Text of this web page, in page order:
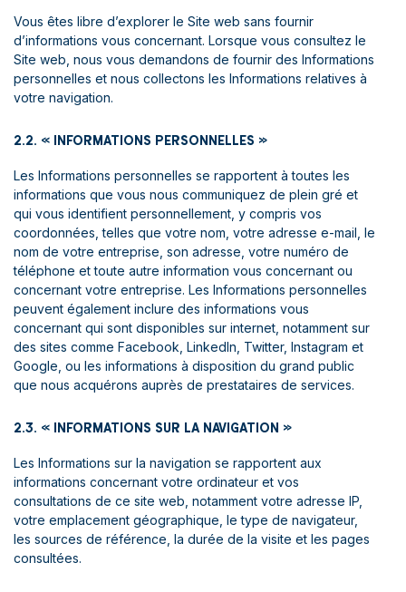
Vous êtes libre d’explorer le Site web sans fournir
d’informations vous concernant. Lorsque vous consultez le
Site web, nous vous demandons de fournir des Informations
personnelles et nous collectons les Informations relatives à
votre navigation.
2.2. « INFORMATIONS PERSONNELLES »
Les Informations personnelles se rapportent à toutes les
informations que vous nous communiquez de plein gré et
qui vous identifient personnellement, y compris vos
coordonnées, telles que votre nom, votre adresse e-mail, le
nom de votre entreprise, son adresse, votre numéro de
téléphone et toute autre information vous concernant ou
concernant votre entreprise. Les Informations personnelles
peuvent également inclure des informations vous
concernant qui sont disponibles sur internet, notamment sur
des sites comme Facebook, LinkedIn, Twitter, Instagram et
Google, ou les informations à disposition du grand public
que nous acquérons auprès de prestataires de services.
2.3. « INFORMATIONS SUR LA NAVIGATION »
Les Informations sur la navigation se rapportent aux
informations concernant votre ordinateur et vos
consultations de ce site web, notamment votre adresse IP,
votre emplacement géographique, le type de navigateur,
les sources de référence, la durée de la visite et les pages
consultées.